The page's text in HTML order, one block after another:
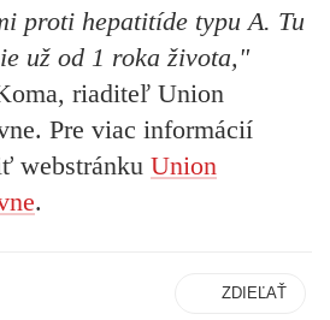
proti hepatitíde typu A. Tu
už od 1 roka života,"
riaditeľ Union
Pre viac informácií
webstránku Union
.
ZDIEĽAŤ